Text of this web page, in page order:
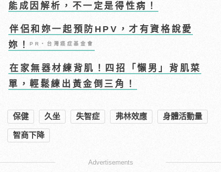
能成因解析，不一定是得性病！
伴侶和妳一起預防HPV，才有資格說愛
妳！PR・台灣癌症基金會
在家無器材練背肌！四招「懶男」背肌菜
單，輕鬆練出黃金倒三角！
保健 久坐 失智症 弗林效應 身體活動量
智商下降
Advertisements